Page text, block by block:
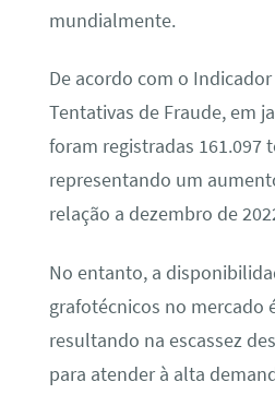
mundialmente.
De acordo com o Indicador
Tentativas de Fraude, em
foram registradas 161.097
representando um
relação a dezembro de
No entanto, a
grafotécnicos no mercado
resultando na escassez
para atender à alta